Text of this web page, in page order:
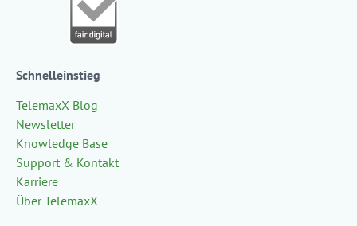
Schnelleinstieg
TelemaxX Blog
Newsletter
Knowledge Base
Support & Kontakt
Karriere
Über TelemaxX